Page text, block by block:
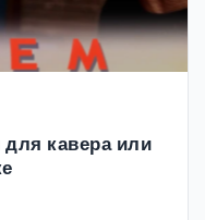
кавера или